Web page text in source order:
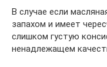
В случае если
запахом и имеет
слишком густую
ненадлежащем